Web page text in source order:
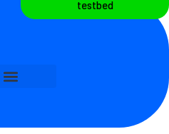
testbed